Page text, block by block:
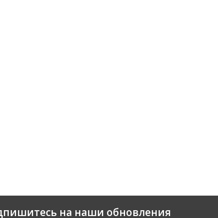
на наши обновления